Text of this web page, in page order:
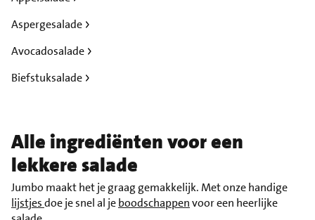
Aspergesalade
Avocadosalade
Biefstuksalade
Alle ingrediënten voor een
lekkere salade
Jumbo maakt het je graag gemakkelijk. Met onze handige
lijstjesdoe je snel al jeboodschappenvoor een heerlijke